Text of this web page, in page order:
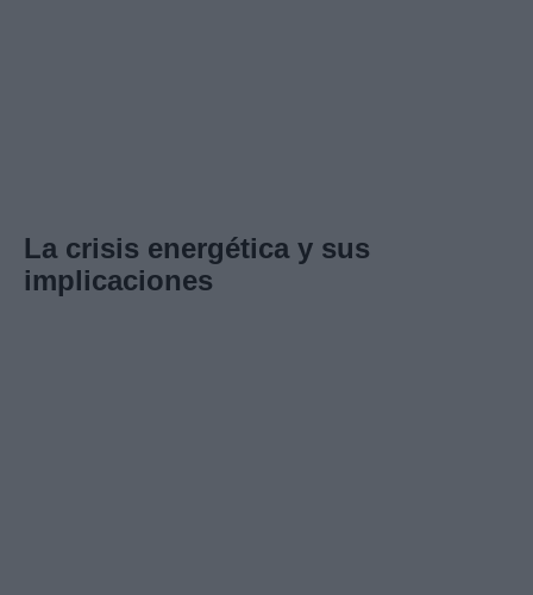
La crisis energética y sus
implicaciones